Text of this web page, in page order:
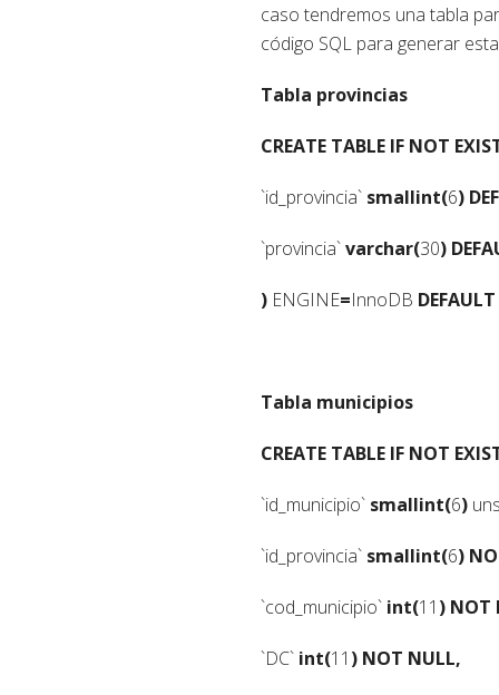
caso tendremos una tabla
código SQL para generar
Tabla provincias
CREATE TABLE IF NOT
`id_provincia` smallint(6)
`provincia`varchar(30)
) ENGINE=InnoDB DEFAULT
Tabla municipios
CREATE TABLE IF NOT
`id_municipio` smallint(6)
`id_provincia` smallint(6)
`cod_municipio` int(11 ) NOT
`DC` int(11 ) NOT NULL,